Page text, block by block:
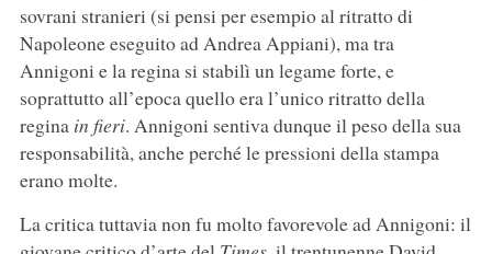
sovrani stranieri (si pensi per esempio al ritratto di
Napoleone eseguito ad Andrea Appiani), ma tra
Annigoni e la regina si stabilì un legame forte, e
soprattutto all’epoca quello era l’unico ritratto della
regina in fieri. Annigoni sentiva dunque il peso della sua
responsabilità, anche perché le pressioni della stampa
erano molte.
La critica tuttavia non fu molto favorevole ad Annigoni: il